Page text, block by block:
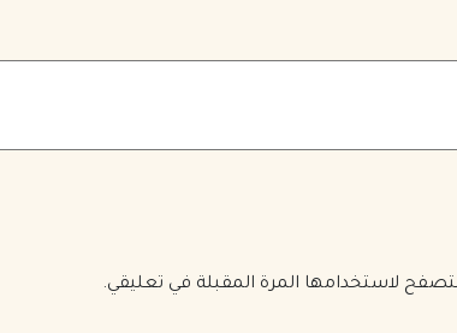
لاستخدامها المرة المقبلة في تعليقي.